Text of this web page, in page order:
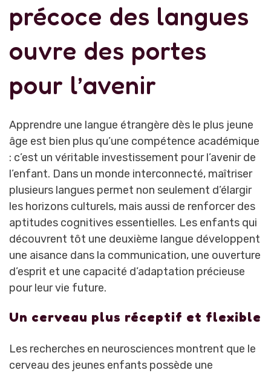
précoce des langues
ouvre des portes
pour l’avenir
Apprendre une langue étrangère dès le plus jeune
âge est bien plus qu’une compétence académique
: c’est un véritable investissement pour l’avenir de
l’enfant. Dans un monde interconnecté, maîtriser
plusieurs langues permet non seulement d’élargir
les horizons culturels, mais aussi de renforcer des
aptitudes cognitives essentielles. Les enfants qui
découvrent tôt une deuxième langue développent
une aisance dans la communication, une ouverture
d’esprit et une capacité d’adaptation précieuse
pour leur vie future.
Un cerveau plus réceptif et flexible
Les recherches en neurosciences montrent que le
cerveau des jeunes enfants possède une